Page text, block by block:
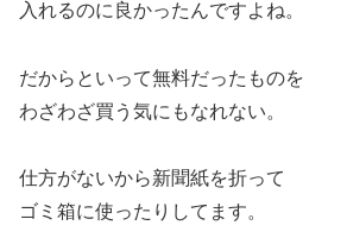
入れるのに良かったんですよね。
だからといって無料だったものを
わざわざ買う気にもなれない。
仕方がないから新聞紙を折って
ゴミ箱に使ったりしてます。